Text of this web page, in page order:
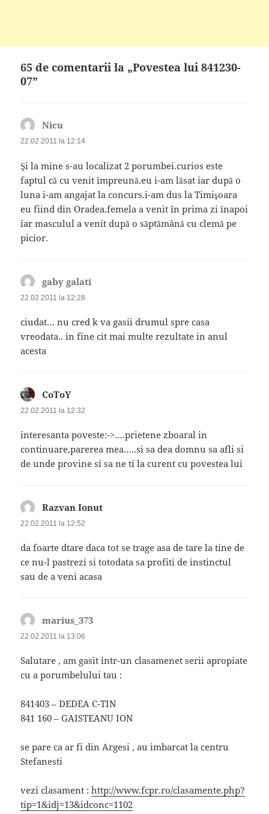
65 de comentarii la „Povestea lui 841230-
07”
Nicu
22.02.2011 la 12:14
Şi la mine s-au localizat 2 porumbei.curios este
faptul că cu venit împreună.eu i-am lăsat iar după o
luna i-am angajat la concurs.i-am dus la Timişoara
eu fiind din Oradea.femela a venit în prima zi înapoi
iar masculul a venit după o săptămână cu clemă pe
picior.
gaby galati
22.02.2011 la 12:28
ciudat… nu cred k va gasii drumul spre casa
vreodata.. in fine cit mai multe rezultate in anul
acesta
CoToYspune:
22.02.2011 la 12:32
interesanta poveste:->….prietene zboaral in
continuare,parerea mea…..si sa dea domnu sa afli si
de unde provine si sa ne ti la curent cu povestea lui
Razvan Ionut
22.02.2011 la 12:52
da foarte dtare daca tot se trage asa de tare la tine de
ce nu-l pastrezi si totodata sa profiti de instinctul
sau de a veni acasa
marius_373
22.02.2011 la 13:06
Salutare , am gasit intr-un clasamenet serii apropiate
cu a porumbelului tau :
841403 – DEDEA C-TIN
841 160 – GAISTEANU ION
se pare ca ar fi din Argesi , au imbarcat la centru
Stefanesti
vezi clasament :http://www.fcpr.ro/clasamente.php?
tip=1&idj=13&idconc=1102